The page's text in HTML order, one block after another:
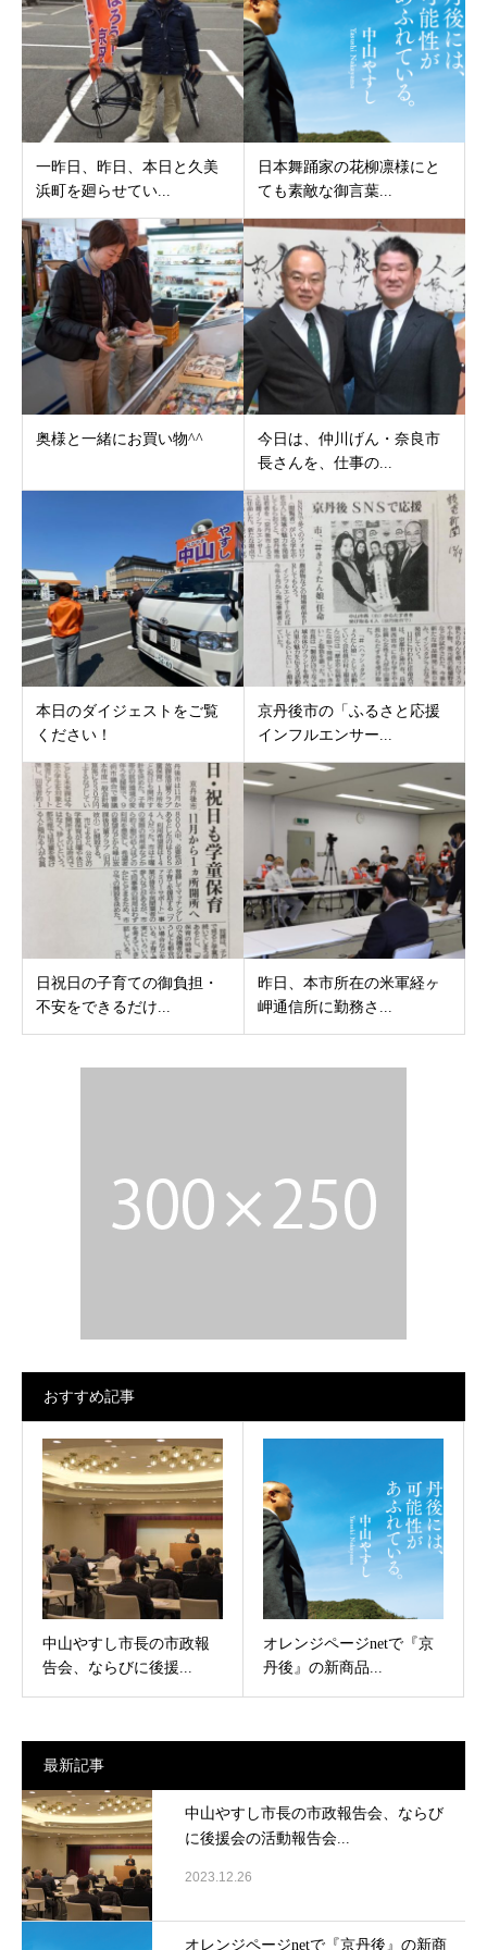
一昨日、昨日、本日と久美
浜町を廻らせてい...
日本舞踊家の花柳凛様にと
ても素敵な御言葉...
奥様と一緒にお買い物^^
今日は、仲川げん・奈良市
長さんを、仕事の...
本日のダイジェストをご覧
ください！
京丹後市の「ふるさと応援
インフルエンサー...
日祝日の子育ての御負担・
不安をできるだけ...
昨日、本市所在の米軍経ヶ
岬通信所に勤務さ...
おすすめ記事
中山やすし市長の市政報
告会、ならびに後援...
オレンジページnetで『京
丹後』の新商品...
最新記事
中山やすし市長の市政報告会、ならび
に後援会の活動報告会...
2023.12.26
オレンジページnetで『京丹後』の新商